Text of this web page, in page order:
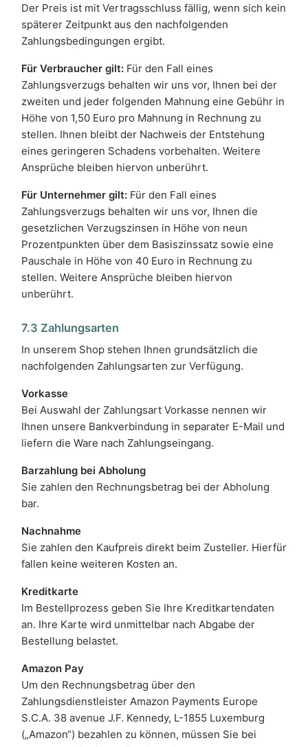
Der Preis ist mit Vertragsschluss fällig, wenn sich kein
späterer Zeitpunkt aus den nachfolgenden
Zahlungsbedingungen ergibt.
Für Verbraucher gilt: Für den Fall eines
Zahlungsverzugs behalten wir uns vor, Ihnen bei der
zweiten und jeder folgenden Mahnung eine Gebühr in
Höhe von 1,50 Euro pro Mahnung in Rechnung zu
stellen. Ihnen bleibt der Nachweis der Entstehung
eines geringeren Schadens vorbehalten. Weitere
Ansprüche bleiben hiervon unberührt.
Für Unternehmer gilt: Für den Fall eines
Zahlungsverzugs behalten wir uns vor, Ihnen die
gesetzlichen Verzugszinsen in Höhe von neun
Prozentpunkten über dem Basiszinssatz sowie eine
Pauschale in Höhe von 40 Euro in Rechnung zu
stellen. Weitere Ansprüche bleiben hiervon
unberührt.
7.3 Zahlungsarten
In unserem Shop stehen Ihnen grundsätzlich die
nachfolgenden Zahlungsarten zur Verfügung.
Vorkasse
Bei Auswahl der Zahlungsart Vorkasse nennen wir
Ihnen unsere Bankverbindung in separater E-Mail und
liefern die Ware nach Zahlungseingang.
Barzahlung bei Abholung
Sie zahlen den Rechnungsbetrag bei der Abholung
bar.
Nachnahme
Sie zahlen den Kaufpreis direkt beim Zusteller. Hierfür
fallen keine weiteren Kosten an.
Kreditkarte
Im Bestellprozess geben Sie Ihre Kreditkartendaten
an. Ihre Karte wird unmittelbar nach Abgabe der
Bestellung belastet.
Amazon Pay
Um den Rechnungsbetrag über den
Zahlungsdienstleister Amazon Payments Europe
S.C.A. 38 avenue J.F. Kennedy, L-1855 Luxemburg
(„Amazon“) bezahlen zu können, müssen Sie bei